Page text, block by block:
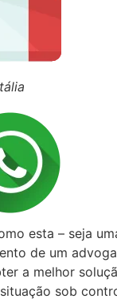
um
em
esta – seja
de um
a melhor
sob